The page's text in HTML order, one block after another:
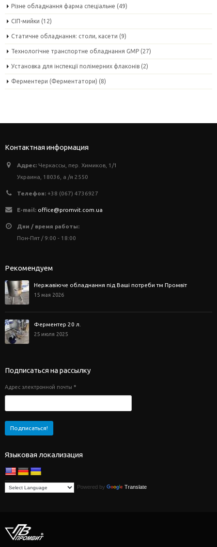
Різне обладнання фарма спеціальне (49)
СІП-мийки (12)
Статичне обладнання: столи, касети (9)
Технологічне транспортне обладнання GMP (27)
Установка для інспекції полімерних флаконів (2)
Ферментери (Ферментатори) (8)
Контактная информация
Адрес: Черкассы, пер. Химиков, 1/1
Украина, 18036, а /я 2550
Телефон: +38 (067) 4736927
E-mail: office@promvit.com.ua
Дни / время работы:
Пон-Пят / 9:00 - 18:00
Рекомендуем
Нержавіюче обладнання під Ваші потреби тм Промвіт
15 мая 2026
Ферментер 20 л.
25 июля 2025
Подписаться на рассылку
Адрес электронной почты *
Языковая локализация
Powered by Translate